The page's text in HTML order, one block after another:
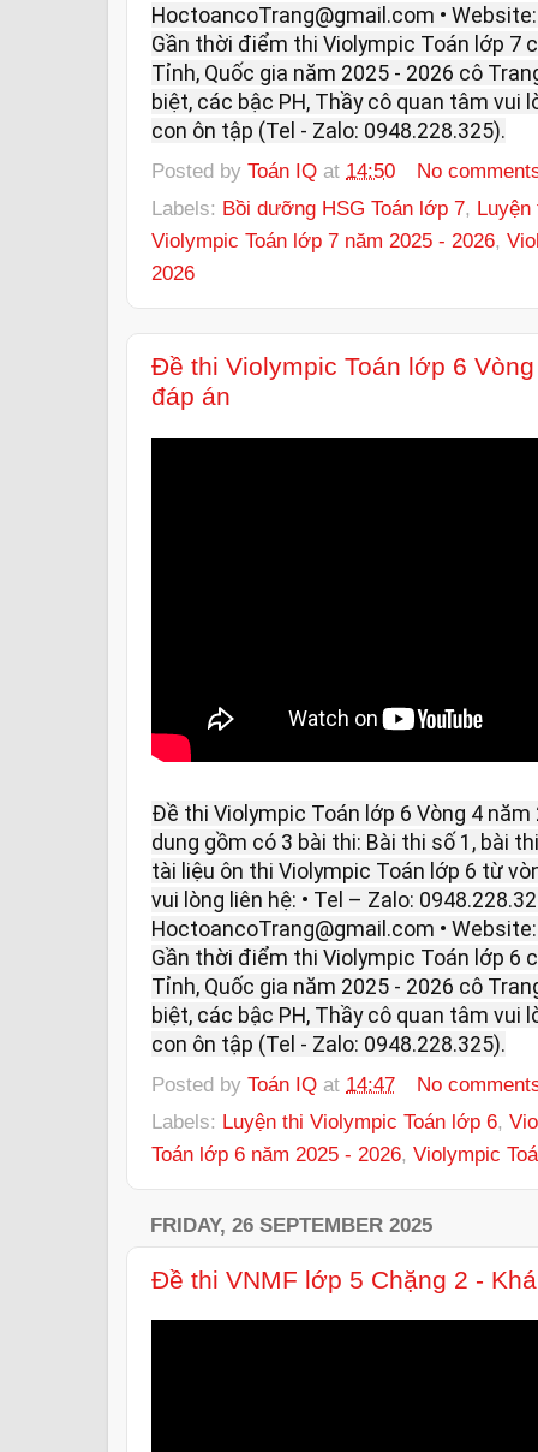
HoctoancoTrang@gmail.com •
Gần thời điểm thi Violympic Toán lớp 7
Tỉnh, Quốc gia năm 2025 - 2026 cô
biệt, các bậc PH, Thầy cô quan tâm vui
con ôn tập (Tel - Zalo: 0948.228.325).
Posted by Toán IQ at 14:50
No
Labels: Bồi dưỡng HSG Toán lớp 7, Luyện
Violympic Toán lớp 7 năm 2025 - 2026,
2026
Đề thi Violympic Toán lớp 6
đáp án
Đề thi Violympic Toán lớp 6 Vòng 4
dung gồm có 3 bài thi: Bài thi số 1, bài
tài liệu ôn thi Violympic Toán lớp 6 từ
vui lòng liên hệ: • Tel – Zalo:
HoctoancoTrang@gmail.com •
Gần thời điểm thi Violympic Toán lớp 6
Tỉnh, Quốc gia năm 2025 - 2026 cô
biệt, các bậc PH, Thầy cô quan tâm vui
con ôn tập (Tel - Zalo: 0948.228.325).
Posted by Toán IQ at 14:47
No
Labels: Luyện thi Violympic Toán lớp 6,
Toán lớp 6 năm 2025 - 2026, Violympic
FRIDAY, 26 SEPTEMBER 2025
Đề thi VNMF lớp 5 Chặng 2 -